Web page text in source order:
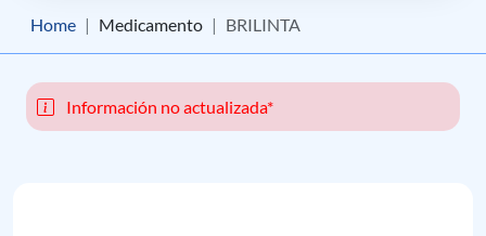
Home Medicamento BRILINTA
Información no actualizada*